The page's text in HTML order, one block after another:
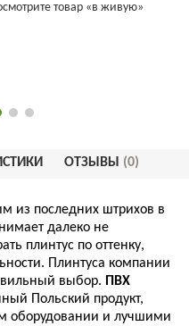
товар «в живую»
ОТЗЫВЫ (0)
из последних штрихов в
далеко не
плинтус по оттенку,
. Плинтуса компании
выбор. ПВХ
Польский продукт,
оборудовании и лучшими